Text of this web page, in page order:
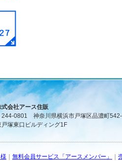
式会社アース住販
244-0801 神奈川県横浜市戸塚区品濃町
戸塚東口ビルディング1F
無料会員サービス「アースメンバー」